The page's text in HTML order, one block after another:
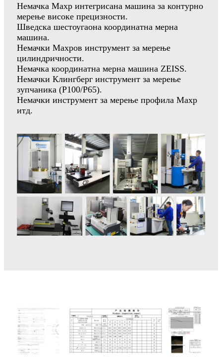
Немачка Махр интегрисана машина за контурно
мерење високе прецизности.
Шведска шестоугаона координатна мерна
машина.
Немачки Махров инструмент за мерење
цилиндричности.
Немачка координатна мерна машина ZEISS.
Немачки Клингберг инструмент за мерење
зупчаника (P100/P65).
Немачки инструмент за мерење профила Махр
итд.